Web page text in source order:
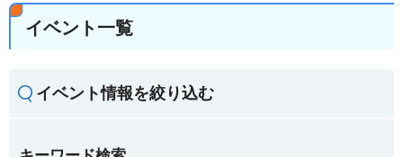
イベント一覧
イベント情報を絞り込む